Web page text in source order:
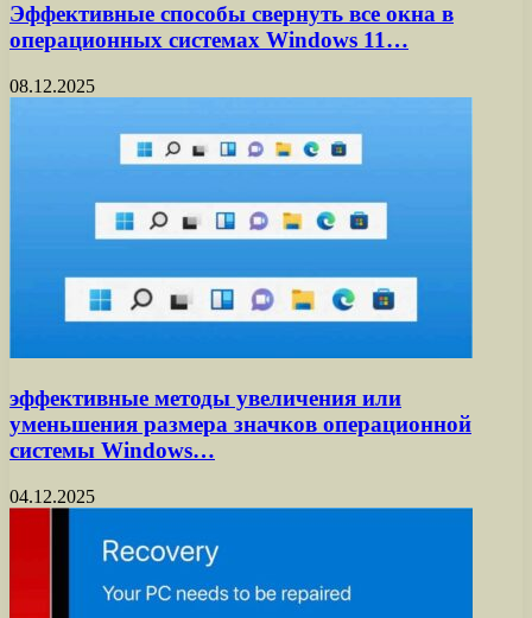
Эффективные способы свернуть все окна в
операционных системах Windows 11…
08.12.2025
эффективные методы увеличения или
уменьшения размера значков операционной
системы Windows…
04.12.2025